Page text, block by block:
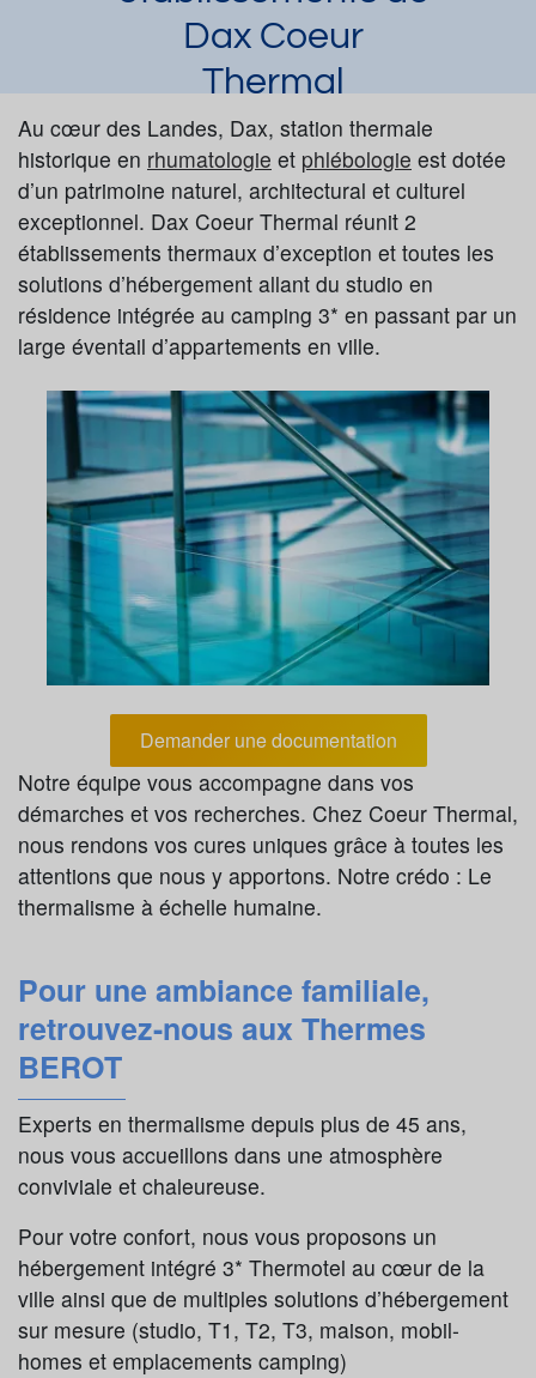
Dax Coeur
Thermal
Article publié parLaura Dupuyle 02/01/2023
et mis à jour le 18/12/2025
Grand Dax
Dax - Les Thermes
Dax - Thermes Bérot
Demander une documentation
Au cœur des Landes, Dax, station thermale
historique en rhumatologie et phlébologie est dotée
d’un patrimoine naturel, architectural et culturel
exceptionnel. Dax Coeur Thermal réunit 2
établissements thermaux d’exception et toutes les
solutions d’hébergement allant du studio en
résidence intégrée au camping 3* en passant par un
large éventail d’appartements en ville.
Demander une documentation
Notre équipe vous accompagne dans vos
démarches et vos recherches. Chez Coeur Thermal,
nous rendons vos cures uniques grâce à toutes les
attentions que nous y apportons. Notre crédo : Le
thermalisme à échelle humaine.
Pour une ambiance familiale,
retrouvez-nous aux Thermes
BEROT
Experts en thermalisme depuis plus de 45 ans,
nous vous accueillons dans une atmosphère
conviviale et chaleureuse.
Pour votre confort, nous vous proposons un
hébergement intégré 3* Thermotel au cœur de la
ville ainsi que de multiples solutions d’hébergement
sur mesure (studio, T1, T2, T3, maison, mobil-
homes et emplacements camping)